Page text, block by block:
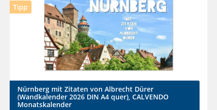
Tipp
Nürnberg mit Zitaten von Albrecht Dürer
(Wandkalender 2026 DIN A4 quer), CALVENDO
Monatskalender